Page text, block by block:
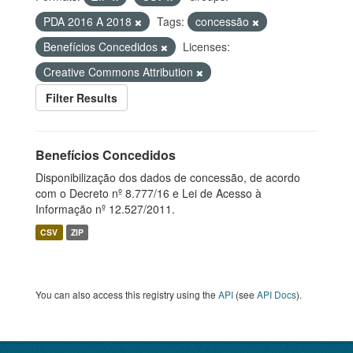
PDA 2016 A 2018
Tags:
concessão
Benefícios Concedidos
Licenses:
Creative Commons Attribution
Filter Results
Benefícios Concedidos
Disponibilização dos dados de concessão, de acordo
com o Decreto nº 8.777/16 e Lei de Acesso à
Informação nº 12.527/2011.
CSV ZIP
You can also access this registry using the API (see API Docs).